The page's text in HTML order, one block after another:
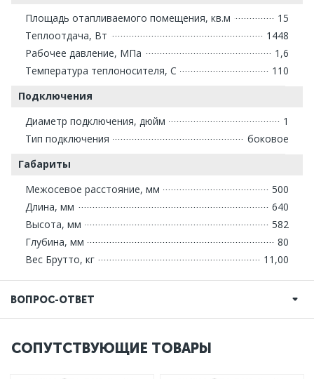
Площадь отапливаемого помещения, кв.м
15
Теплоотдача, Вт
1448
Рабочее давление, МПа
1,6
Температура теплоносителя, С
110
Подключения
Диаметр подключения, дюйм
1
Тип подключения
боковое
Габариты
Межосевое расстояние, мм
500
Длина, мм
640
Высота, мм
582
Глубина, мм
80
Вес Брутто, кг
11,00
ВОПРОС-ОТВЕТ
СОПУТСТВУЮЩИЕ ТОВАРЫ